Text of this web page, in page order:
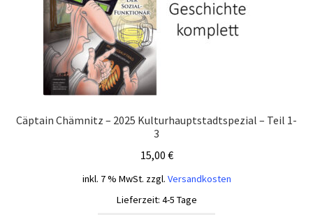
Cäptain Chämnitz – 2025 Kulturhauptstadtspezial – Teil 1-
3
15,00 €
inkl. 7 % MwSt. zzgl. Versandkosten
Lieferzeit: 4-5 Tage